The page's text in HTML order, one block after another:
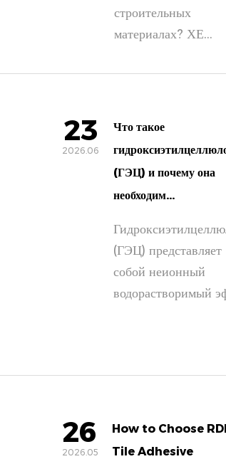
строительных
материалах? ХЕ...
23
2026.06
Что такое
(ГЭЦ) и почему она
необходим...
(ГЭЦ) представляет
собой неионный
водорастворимый
26
2026.05
How to Choose
Tile Adhesive